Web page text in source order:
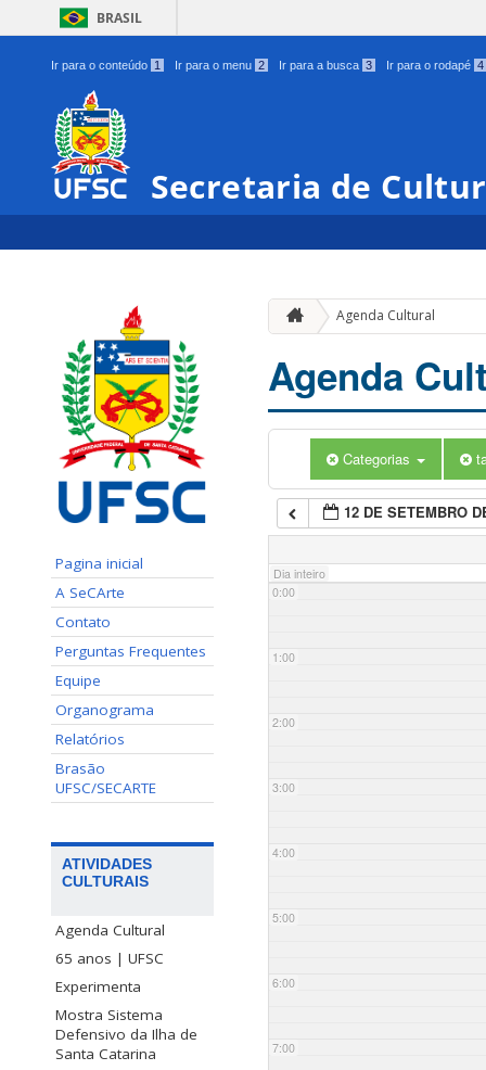
BRASIL
Ir para o conteúdo 1 Ir para o menu 2 Ir para a busca 3 Ir para o rodapé 4
Secretaria de
Pagina inicial
A SeCArte
Contato
Perguntas Frequentes
Equipe
Organograma
Relatórios
Brasão
UFSC/SECARTE
ATIVIDADES
CULTURAIS
Agenda Cultural
65 anos | UFSC
Experimenta
Mostra Sistema
Defensivo da Ilha de
Santa Catarina
Agenda Cultural
Agenda
Categorias
12 DE SETEMBRO
Dia inteiro
0:00
1:00
2:00
3:00
4:00
5:00
6:00
7:00